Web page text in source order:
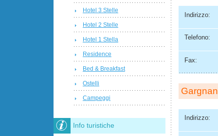
Indirizzo:
Telefono:
Fax:
Indirizzo:
Hotel 3 Stelle
Hotel 2 Stelle
Hotel 1 Stella
Residence
Bed & Breakfast
Ostelli
Campeggi
Info turistiche